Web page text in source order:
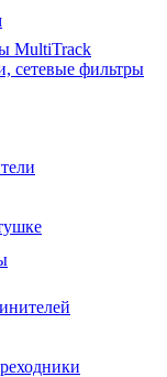
MultiTrack
сетевые фильтры